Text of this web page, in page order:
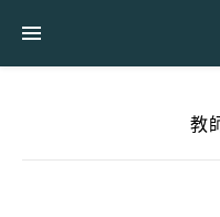
教